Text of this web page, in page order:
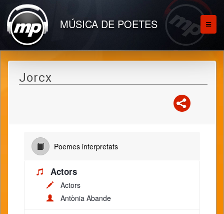
MÚSICA DE POETES
Jorcx
Poemes interpretats
Actors
Actors
Antònia Abande